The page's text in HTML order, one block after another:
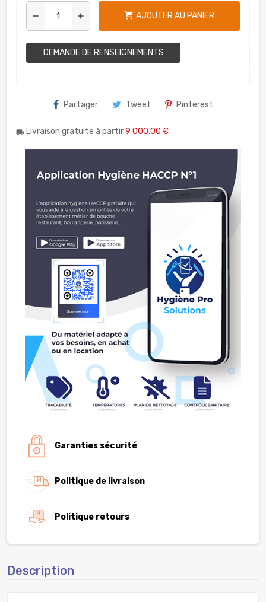
remove add shopping_cart AJOUTER AU PANIER
DEMANDE DE RENSEIGNEMENTS
Partager Tweet Pinterest
local_shipping Livraison gratuite à partir9 000.00 €
Garanties sécurité
Politique de livraison
Politique retours
Description